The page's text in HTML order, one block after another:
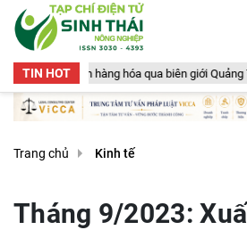
TIN HOT
qua biên giới Quảng Trị: Nguy cơ an toàn
Trang chủ Kinh tế
Tháng 9/2023: